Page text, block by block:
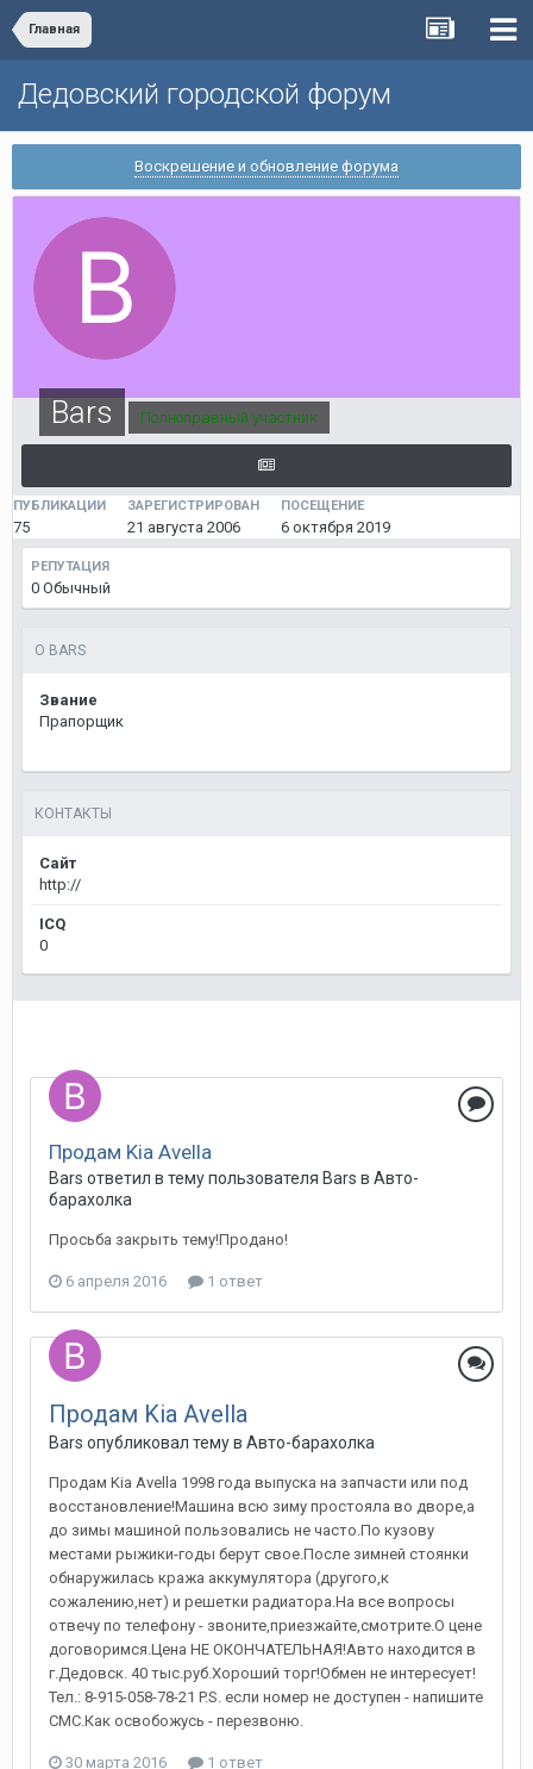
Главная
Дедовский городской форум
Воскрешение и обновление форума
Bars Полноправный участник
ПУБЛИКАЦИИ
75
ЗАРЕГИСТРИРОВАН
21 августа 2006
ПОСЕЩЕНИЕ
6 октября 2019
РЕПУТАЦИЯ
0 Обычный
О BARS
Звание
Прапорщик
КОНТАКТЫ
Сайт
http://
ICQ
0
Продам Kia Avella
Bars ответил в тему пользователя Bars в Авто-
барахолка
Просьба закрыть тему!Продано!
6 апреля 2016 1 ответ
Продам Kia Avella
Bars опубликовал тему в Авто-барахолка
Продам Kia Avella 1998 года выпуска на запчасти или под
восстановление!Машина всю зиму простояла во дворе,а
до зимы машиной пользовались не часто.По кузову
местами рыжики-годы берут свое.После зимней стоянки
обнаружилась кража аккумулятора (другого,к
сожалению,нет) и решетки радиатора.На все вопросы
отвечу по телефону - звоните,приезжайте,смотрите.О цене
договоримся.Цена НЕ ОКОНЧАТЕЛЬНАЯ!Авто находится в
г.Дедовск. 40 тыс.руб.Хороший торг!Обмен не интересует!
Тел.: 8-915-058-78-21 P.S. если номер не доступен - напишите
СМС.Как освобожусь - перезвоню.
30 марта 2016 1 ответ